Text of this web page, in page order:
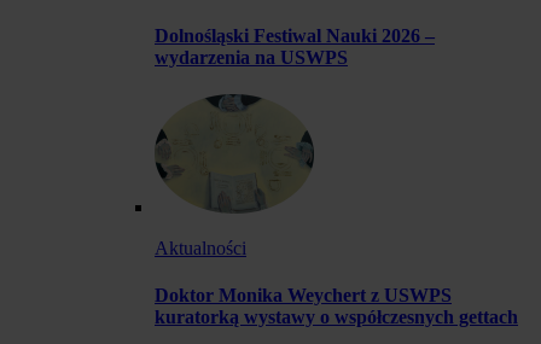
Dolnośląski Festiwal Nauki 2026 –
wydarzenia na USWPS
Aktualności
Doktor Monika Weychert z USWPS
kuratorką wystawy o współczesnych gettach